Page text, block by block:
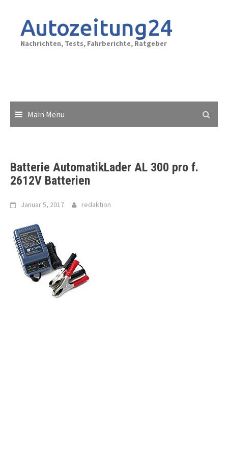
contentAutozeitung24
Nachrichten, Tests, Fahrberichte, Ratgeber
Main Menu
Batterie AutomatikLader AL 300 pro f.
2612V Batterien
Januar 5, 2017 redaktion